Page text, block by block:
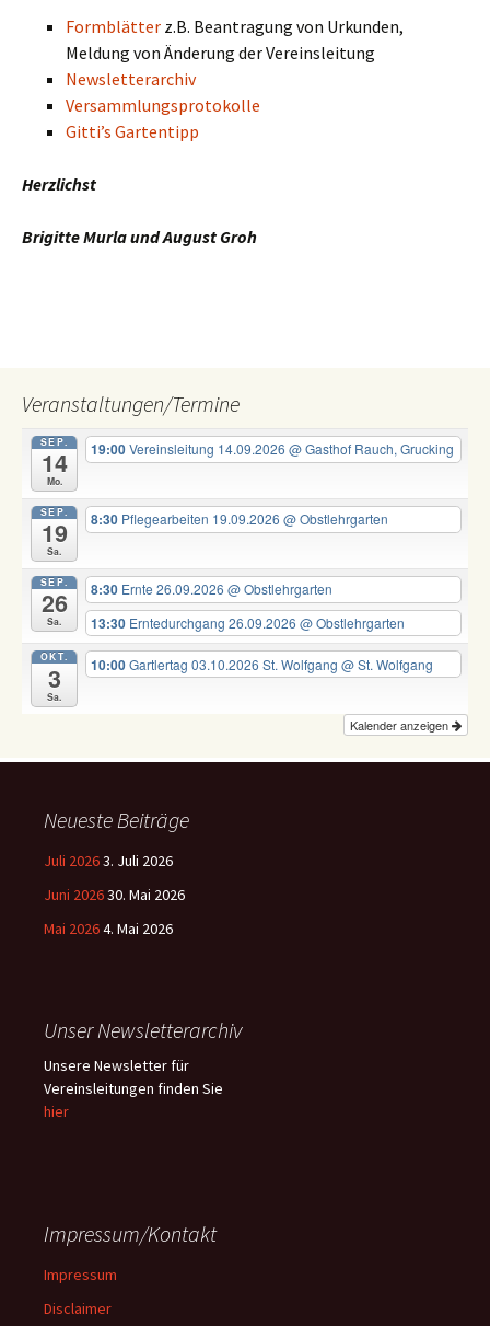
Formblätter z.B. Beantragung von Urkunden,
Meldung von Änderung der Vereinsleitung
Newsletterarchiv
Versammlungsprotokolle
Gitti’s Gartentipp
Herzlichst
Brigitte Murla und August Groh
Veranstaltungen/Termine
SEP.
14
Mo.
19:00Vereinsleitung 14.09.2026@ Gasthof Rauch, Grucking
SEP.
19
Sa.
8:30 Pflegearbeiten 19.09.2026@ Obstlehrgarten
SEP.
26
Sa.
8:30 Ernte 26.09.2026@ Obstlehrgarten
13:30 Erntedurchgang 26.09.2026@ Obstlehrgarten
OKT.
3
Sa.
10:00Gartlertag 03.10.2026 St. Wolfgang@ St. Wolfgang
Kalender anzeigen
Neueste Beiträge
Juli 20263. Juli 2026
Juni 202630. Mai 2026
Mai 20264. Mai 2026
Unser Newsletterarchiv
Unsere Newsletter für
Vereinsleitungen finden Sie
hier
Impressum/Kontakt
Impressum
Disclaimer